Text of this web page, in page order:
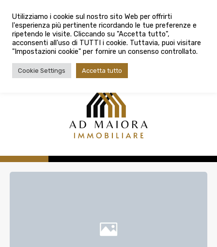
080 3759025
Città
Tipologia contratto
Tipologia contratto
Utilizziamo i cookie sul nostro sito Web per offrirti
l'esperienza più pertinente ricordando le tue preferenze e
ripetendo le visite. Cliccando su "Accetta tutto",
acconsenti all'uso di TUTTI i cookie. Tuttavia, puoi visitare
"Impostazioni cookie" per fornire un consenso controllato.
Cookie Settings Accetta tutto